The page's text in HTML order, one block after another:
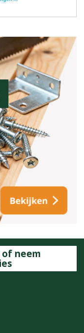
of neem